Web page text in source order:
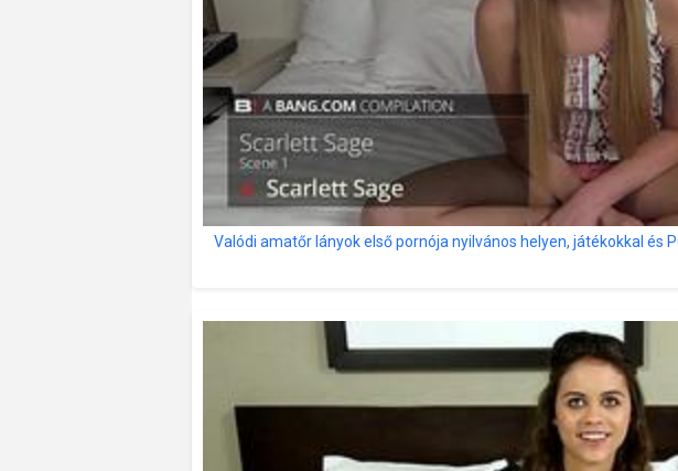
Valódi amatőr lányok első pornója nyilvános helyen, játékokkal és